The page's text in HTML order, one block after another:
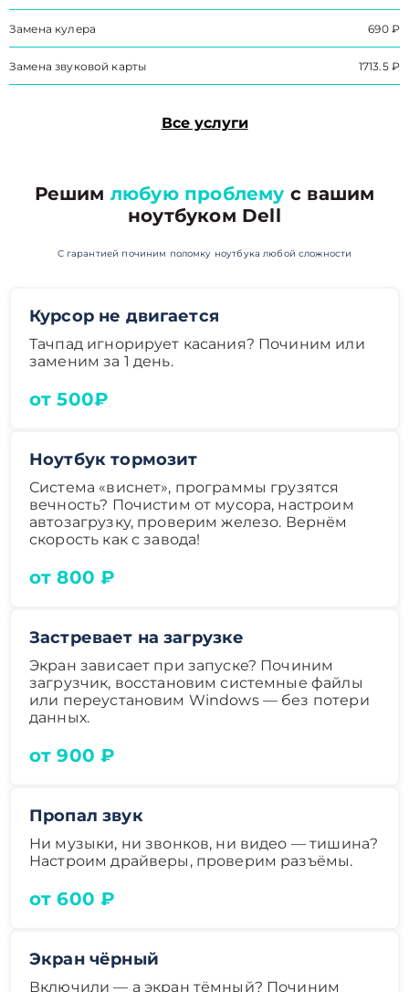
Замена кулера 690 ₽
Замена звуковой карты 1713.5 ₽
Все услуги
Решим любую проблему с вашим
ноутбуком Dell
С гарантией починим поломку ноутбука любой сложности
Курсор не двигается
Тачпад игнорирует касания? Починим или
заменим за 1 день.
от 500₽
Ноутбук тормозит
Система «виснет», программы грузятся
вечность? Почистим от мусора, настроим
автозагрузку, проверим железо. Вернём
скорость как с завода!
от 800 ₽
Застревает на загрузке
Экран зависает при запуске? Починим
загрузчик, восстановим системные файлы
или переустановим Windows — без потери
данных.
от 900 ₽
Пропал звук
Ни музыки, ни звонков, ни видео — тишина?
Настроим драйверы, проверим разъёмы.
от 600 ₽
Экран чёрный
Включили — а экран тёмный? Починим